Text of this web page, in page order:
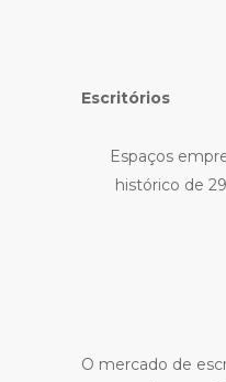
Escritórios
Espaços
histórico de
O mercado de